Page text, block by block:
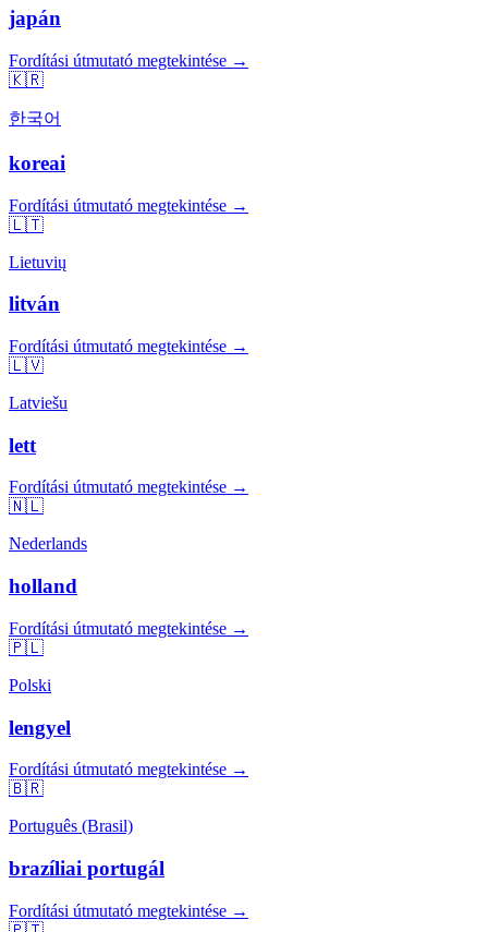
japán
Fordítási útmutató megtekintése →
🇰🇷
한국어
koreai
Fordítási útmutató megtekintése →
🇱🇹
Lietuvių
litván
Fordítási útmutató megtekintése →
🇱🇻
Latviešu
lett
Fordítási útmutató megtekintése →
🇳🇱
Nederlands
holland
Fordítási útmutató megtekintése →
🇵🇱
Polski
lengyel
Fordítási útmutató megtekintése →
🇧🇷
Português (Brasil)
brazíliai portugál
Fordítási útmutató megtekintése →